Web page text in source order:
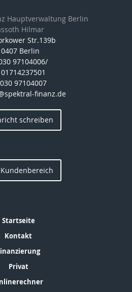
Hauptverwaltung Berlin
Hilmar
Str.139b
Berlin
97104006/
01714237501
030 97104007
finanz.de
schreiben
Startseite
Kontakt
Privat